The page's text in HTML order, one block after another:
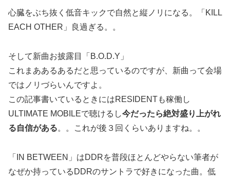
心臓をぶち抜く低音キックで自然と縦ノリになる。「KILL
EACH OTHER」良過ぎる。。
そして新曲お披露目「B.O.D.Y」
これまああるあるだと思っているのですが、新曲って会場
ではノリづらいんですよ。
この記事書いているときにはRESIDENTも稼働し
ULTIMATE MOBILEで聴けるし今だったら絶対盛り上がれ
る自信がある。。これが後３回くらいありますね。。
「IN BETWEEN」はDDRを普段ほとんどやらない筆者が
なぜか持っているDDRのサントラで好きになった曲。低